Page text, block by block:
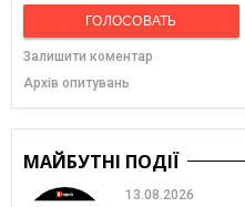
ГОЛОСОВАТЬ
Залишити коментар
Архів опитувань
МАЙБУТНІ ПОДІЇ
13.08.2026